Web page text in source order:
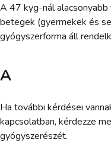
A 47 kyg-nál
betegek (gyermekek és
gyógyszerforma áll
A
Ha további kérdései
kapcsolatban, kérdezze
gyógyszerészét.